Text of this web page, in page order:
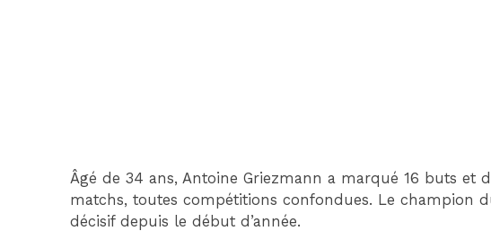
Âgé de 34 ans, Antoine Griezmann a marqué 16 buts et
matchs, toutes compétitions confondues. Le champion
décisif depuis le début d’année.